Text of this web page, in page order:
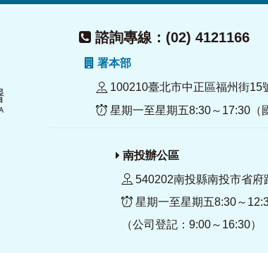
諮詢專線：(02) 4121166
署本部
100210臺北市中正區福州街15
星期一至星期五8:30～17:30（
南投辦公區
540202南投縣南投市省府
星期一至星期五8:30～
（公司登記：9:00～16:30）